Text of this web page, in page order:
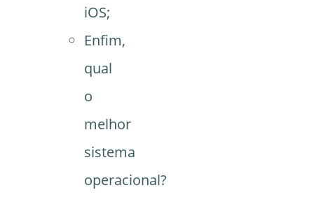
iOS;
Enfim,
qual
o
melhor
sistema
operacional?